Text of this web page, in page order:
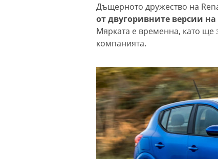
Дъщерното дружество на
от двугоривните версии
Мярката е временна, като ще
компанията.